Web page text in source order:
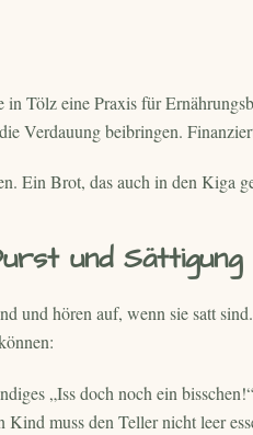
Tölz eine Praxis für
Verdauung beibringen.
Ein Brot, das auch in den Kiga
und Sättigung
und hören auf, wenn sie satt
„Iss doch noch ein bisschen!“
Kind muss den Teller nicht leer